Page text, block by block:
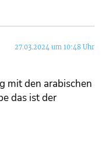
27.03.2024 um 10:48 Uhr
mit den arabischen
das ist der